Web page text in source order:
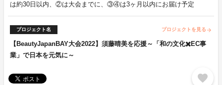
は約30日以内、②は大会までに、③④は3ヶ月以内にお届け予定
プロジェクト名 プロジェクトを見る arrow_forward
【BeautyJapanBAY大会2022】須藤晴美を応援～「和の文化✖️EC事
業」で日本を元気に～
favorite